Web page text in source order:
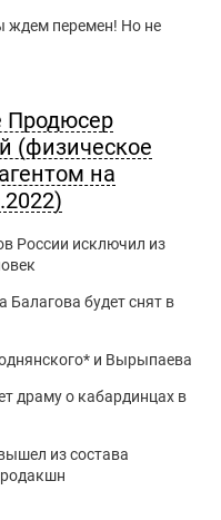
ждем перемен! Но не
Продюсер
(физическое
на
России исключил из
будет снят в
и Вырыпаева
драму о кабардинцах в
из состава